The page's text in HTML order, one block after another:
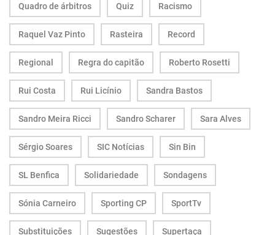
Quadro de árbitros Quiz Racismo
Raquel Vaz Pinto Rasteira Record
Regional Regra do capitão Roberto Rosetti
Rui Costa Rui Licínio Sandra Bastos
Sandro Meira Ricci Sandro Scharer Sara Alves
Sérgio Soares SIC Notícias Sin Bin
SL Benfica Solidariedade Sondagens
Sónia Carneiro Sporting CP SportTv
Substituições Sugestões Supertaça